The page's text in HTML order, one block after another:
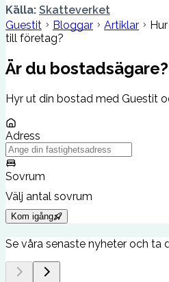
Källa: Skatteverket
Guestit
Bloggar Artiklar
till företag?
Är du bostadsägare?
Hyr ut din bostad med Guestit
Adress
Sovrum
Välj antal sovrum
Kom igång
Se våra senaste nyheter och ta